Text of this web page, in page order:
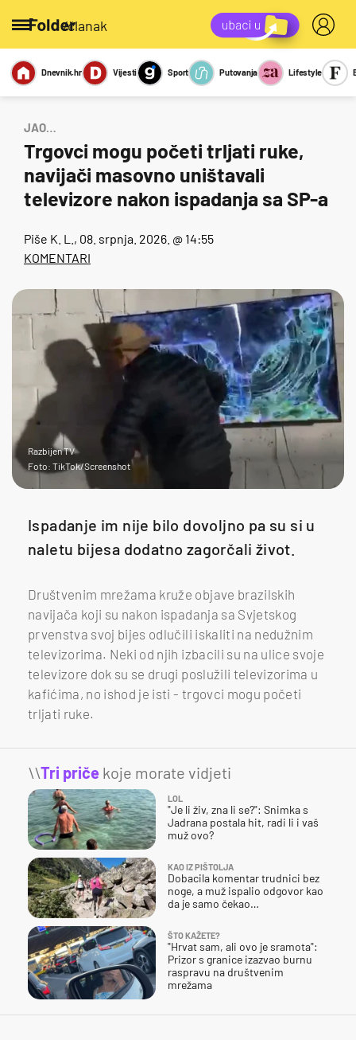
/članak
Miks Kviz
Report
Sexy
Dnevnik.hr Vijesti Sport Putovanja Lifestyle
JAO…
Trgovci mogu početi trljati ruke,
navijači masovno uništavali
televizore nakon ispadanja sa SP-a
Piše K. L. , 08. srpnja. 2026. @ 14:55
KOMENTARI
Razbijen TV
Foto: TikTok/Screenshot
Ispadanje im nije bilo dovoljno pa su si u
naletu bijesa dodatno zagorčali život.
Društvenim mrežama kruže objave brazilskih
navijača koji su nakon ispadanja sa Svjetskog
prvenstva svoj bijes odlučili iskaliti na nedužnim
televizorima. Neki od njih izbacili su na ulice svoje
televizore dok su se drugi poslužili televizorima u
kafićima, no ishod je isti - trgovci mogu početi
trljati ruke.
\\Tri priče koje morate vidjeti
LOL
"Je li živ, zna li se?": Snimka s
Jadrana postala hit, radi li i vaš
muž ovo?
KAO IZ PIŠTOLJA
Dobacila komentar trudnici bez
noge, a muž ispalio odgovor kao
da je samo čekao…
ŠTO KAŽETE?
"Hrvat sam, ali ovo je sramota":
Prizor s granice izazvao burnu
raspravu na društvenim
mrežama